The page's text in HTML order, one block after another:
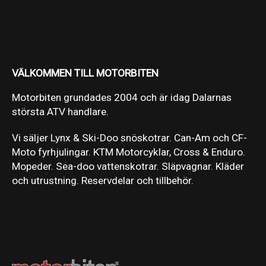
VÄLKOMMEN TILL MOTORBITEN
Motorbiten grundades 2004 och är idag Dalarnas
största ATV handlare.
Vi säljer Lynx & Ski-Doo snöskotrar. Can-Am och CF-
Moto fyrhjulingar. KTM Motorcyklar, Cross & Enduro.
Mopeder. Sea-doo vattenskotrar. Släpvagnar. Kläder
och utrustning. Reservdelar och tillbehör.